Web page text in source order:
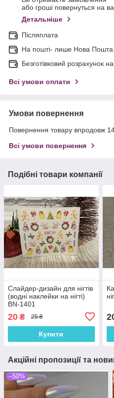
або гроші повернуться на
Детальніше
Післяплата
На пошті- лише Нова Пошта
Безготівковий розрахунок
Всі умови оплати
Умови повернення
Повернення товару впродовж
Всі умови повернення
Подібні товари компанії
Слайдер-дизайн для нігтів
(водні наклейки на нігті)
BN-1401
20 ₴ 25 ₴
Купити
Акційні пропозиції та
–50%